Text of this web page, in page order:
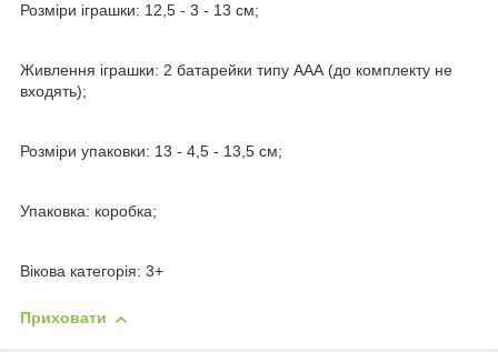
Розміри іграшки: 12,5 - 3 - 13 см;
Живлення іграшки: 2 батарейки типу ААА (до комплекту не
входять);
Розміри упаковки: 13 - 4,5 - 13,5 см;
Упаковка: коробка;
Вікова категорія: 3+
Приховати